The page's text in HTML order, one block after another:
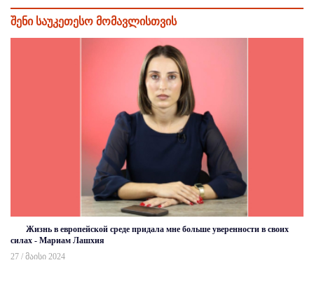
შენი საუკეთესო მომავლისთვის
Жизнь в европейской среде придала мне больше уверенности в своих
силах - Мариам Лашхия
27 / მაისი 2024